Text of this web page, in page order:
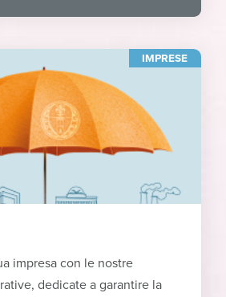
IMPRESE
impresa con le nostre
dedicate a garantire la